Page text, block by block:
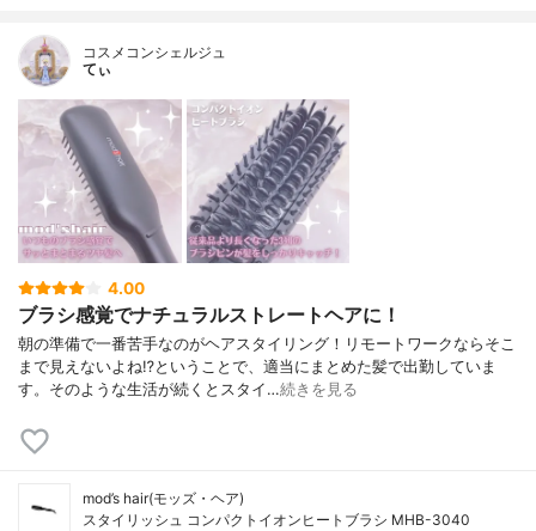
コスメコンシェルジュ
てぃ
4.00
ブラシ感覚でナチュラルストレートヘアに！
朝の準備で一番苦手なのがヘアスタイリング！リモートワークならそこ
まで見えないよね⁉︎ということで、適当にまとめた髪で出勤していま
す。そのような生活が続くとスタイ…続きを見る
mod’s hair(モッズ・ヘア)
スタイリッシュ コンパクトイオンヒートブラシ MHB-3040